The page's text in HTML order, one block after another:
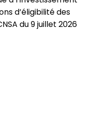
d’éligibilité des
du 9 juillet 2026